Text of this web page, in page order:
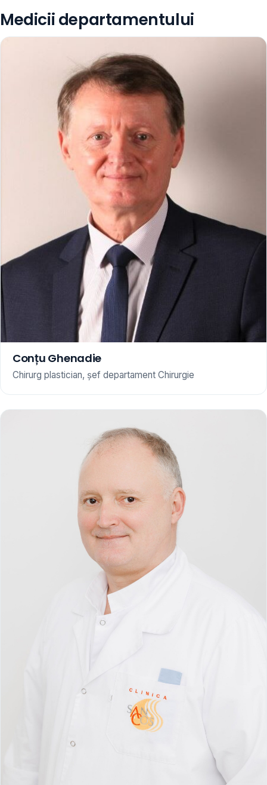
Medicii departamentului
Conțu Ghenadie
Chirurg plastician, șef departament Chirurgie